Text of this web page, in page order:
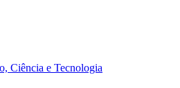
Ciência e Tecnologia